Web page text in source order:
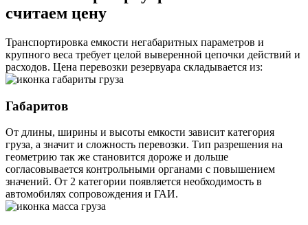
считаем цену
Транспортировка емкости негабаритных параметров и
крупного веса требует целой выверенной цепочки действий и
расходов. Цена перевозки резервуара складывается из:
Габаритов
От длины, ширины и высоты емкости зависит категория
груза, а значит и сложность перевозки. Тип разрешения на
геометрию так же становится дороже и дольше
согласовывается контрольными органами с повышением
значений. От 2 категории появляется необходимость в
автомобилях сопровождения и ГАИ.